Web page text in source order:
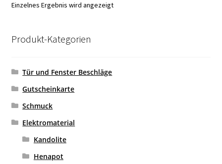
Einzelnes Ergebnis wird angezeigt
Produkt-Kategorien
Tür und Fenster Beschläge
Gutscheinkarte
Schmuck
Elektromaterial
Kandolite
Henapot